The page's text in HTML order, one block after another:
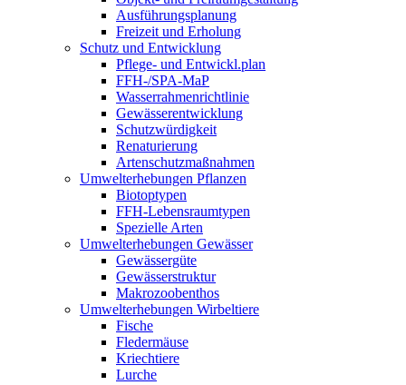
Ausführungsplanung
Freizeit und Erholung
Schutz und Entwicklung
Pflege- und Entwickl.plan
FFH-/SPA-MaP
Wasserrahmenrichtlinie
Gewässerentwicklung
Schutzwürdigkeit
Renaturierung
Artenschutzmaßnahmen
Umwelterhebungen Pflanzen
Biotoptypen
FFH-Lebensraumtypen
Spezielle Arten
Umwelterhebungen Gewässer
Gewässergüte
Gewässerstruktur
Makrozoobenthos
Umwelterhebungen Wirbeltiere
Fische
Fledermäuse
Kriechtiere
Lurche